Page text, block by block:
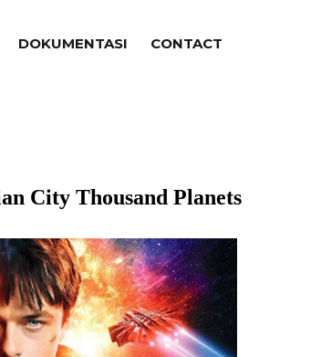
DOKUMENTASI CONTACT
City Thousand Planets